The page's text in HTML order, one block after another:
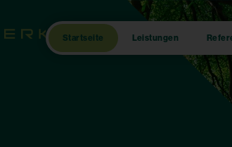
Startseite Leistungen